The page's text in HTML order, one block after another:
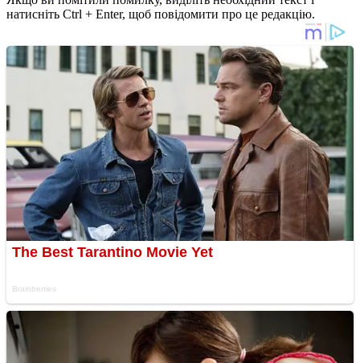
натисніть Ctrl + Enter, щоб повідомити про це редакцію.